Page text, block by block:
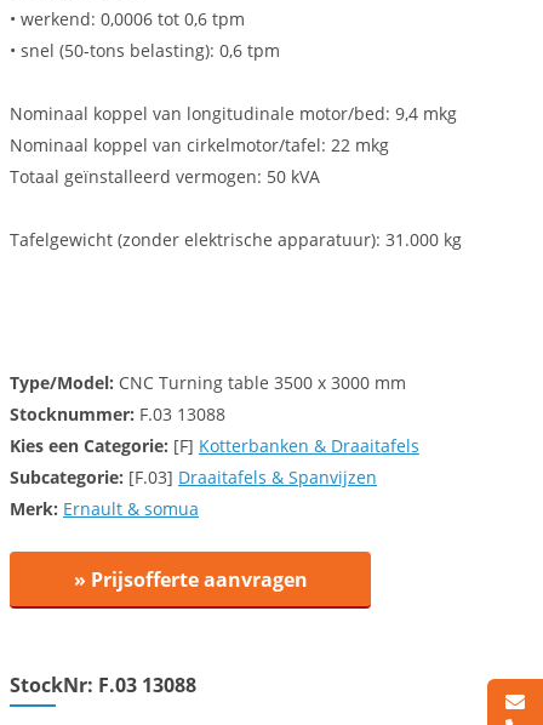
• werkend: 0,0006 tot 0,6 tpm
• snel (50-tons belasting): 0,6 tpm
Nominaal koppel van longitudinale motor/bed: 9,4 mkg
Nominaal koppel van cirkelmotor/tafel: 22 mkg
Totaal geïnstalleerd vermogen: 50 kVA
Tafelgewicht (zonder elektrische apparatuur): 31.000 kg
Type/Model: CNC Turning table 3500 x 3000 mm
Stocknummer: F.03 13088
Kies een Categorie: [F] Kotterbanken & Draaitafels
Subcategorie: [F.03] Draaitafels & Spanvijzen
Merk: Ernault & somua
» Prijsofferte aanvragen
StockNr: F.03 13088